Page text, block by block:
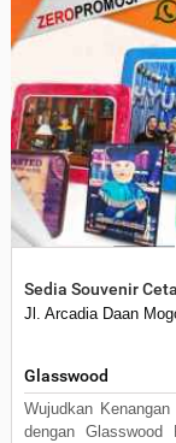
Sedia Souvenir
Jl. Arcadia Daan
Glasswood
Wujudkan
dengan Glasswood